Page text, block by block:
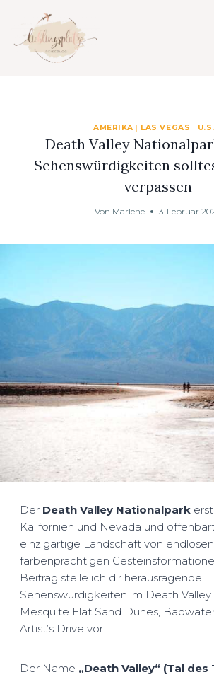
springen
AMERIKA | LAS VEGAS |
Death Valley
Sehenswürdigkeiten
verpassen
Von Marlene 3. Februar
Der Death Valley Nationalpark
Kalifornien und Nevada und
einzigartige Landschaft von
farbenprächtigen
Beitrag stelle ich dir herausragende
Sehenswürdigkeiten im Death
Mesquite Flat Sand Dunes,
Artist’s Drive vor.
Der Name „Death Valley“ (Tal des